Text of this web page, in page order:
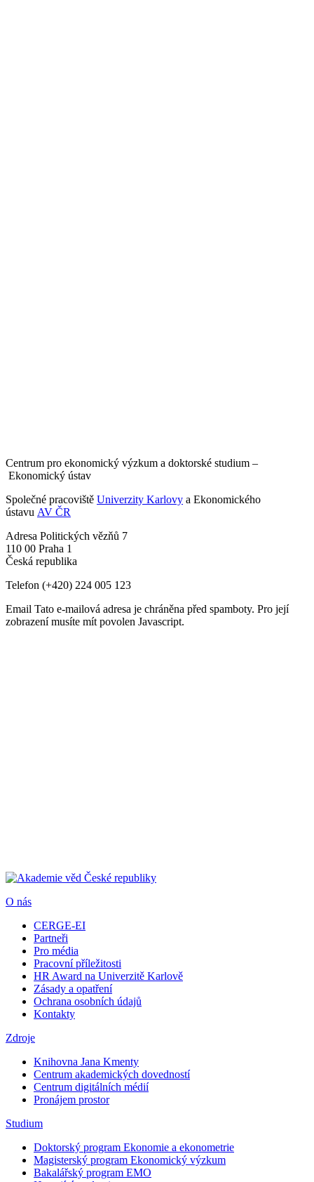
Centrum pro ekonomický výzkum a doktorské studium –
Ekonomický ústav
Společné pracoviště Univerzity Karlovy a Ekonomického
ústavu AV ČR
Adresa Politických vězňů 7
110 00 Praha 1
Česká republika
Telefon (+420) 224 005 123
Email Tato e-mailová adresa je chráněna před spamboty. Pro její
zobrazení musíte mít povolen Javascript.
O nás
CERGE-EI
Partneři
Pro média
Pracovní příležitosti
HR Award na Univerzitě Karlově
Zásady a opatření
Ochrana osobních údajů
Kontakty
Zdroje
Knihovna Jana Kmenty
Centrum akademických dovedností
Centrum digitálních médií
Pronájem prostor
Studium
Doktorský program Ekonomie a ekonometrie
Magisterský program Ekonomický výzkum
Bakalářský program EMO